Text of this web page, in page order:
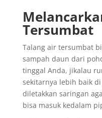
Tersumbat
Talang air tersumbat
sampah daun dari
tinggal Anda, jikalau
sekitarnya lebih baik
diletakkan saringan
bisa masuk kedalam